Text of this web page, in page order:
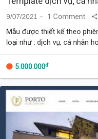
9/07/2021
1 Comment
Mẫu được thiết kế theo
loại như : dịch vụ, cá nhân
trang với hiệu ứng trư…
5.000.000đ